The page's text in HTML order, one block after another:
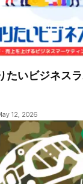
いビジネス
12, 2026